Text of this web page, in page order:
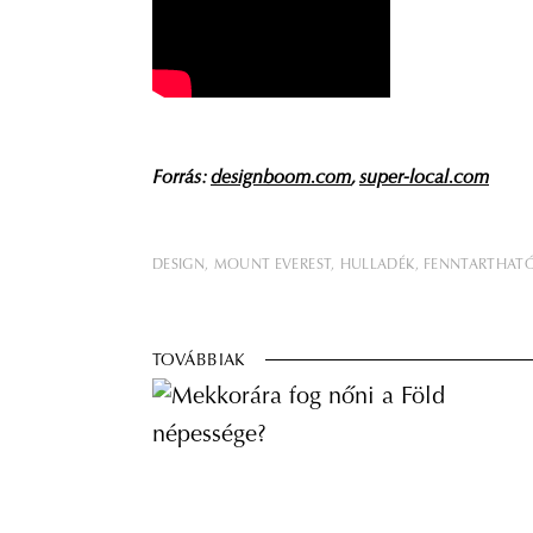
Forrás:designboom.com,super-local.com
DESIGN MOUNT EVEREST HULLADÉK
TOVÁBBIAK